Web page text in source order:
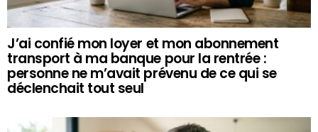
J’ai confié mon loyer et mon abonnement
transport à ma banque pour la rentrée :
personne ne m’avait prévenu de ce qui se
déclenchait tout seul